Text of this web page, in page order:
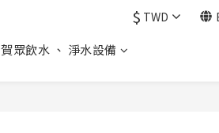
$ TWD
賀眾飲水 、 淨水設備